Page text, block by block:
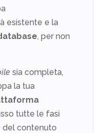
esistente e la
, per non
sia completa,
la tua
tutte le fasi
del contenuto